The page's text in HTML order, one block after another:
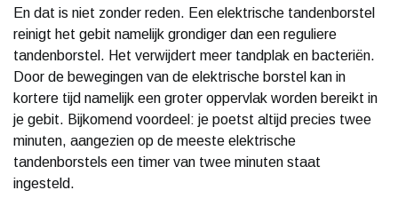
En dat is niet zonder reden. Een elektrische tandenborstel
reinigt het gebit namelijk grondiger dan een reguliere
tandenborstel. Het verwijdert meer tandplak en bacteriën.
Door de bewegingen van de elektrische borstel kan in
kortere tijd namelijk een groter oppervlak worden bereikt in
je gebit. Bijkomend voordeel: je poetst altijd precies twee
minuten, aangezien op de meeste elektrische
tandenborstels een timer van twee minuten staat
ingesteld.